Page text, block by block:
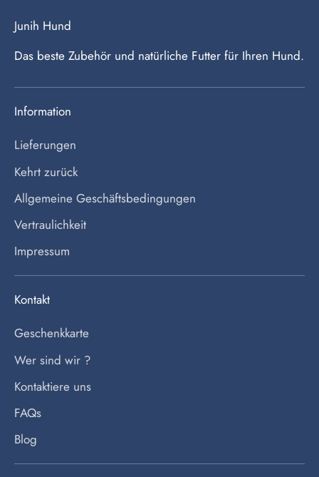
Junih Hund
Das beste Zubehör und natürliche Futter für Ihren Hund.
Information
Lieferungen
Kehrt zurück
Allgemeine Geschäftsbedingungen
Vertraulichkeit
Impressum
Kontakt
Geschenkkarte
Wer sind wir ?
Kontaktiere uns
FAQs
Blog